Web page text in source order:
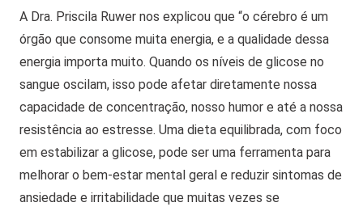
A Dra. Priscila Ruwer nos explicou que “o cérebro é um
órgão que consome muita energia, e a qualidade dessa
energia importa muito. Quando os níveis de glicose no
sangue oscilam, isso pode afetar diretamente nossa
capacidade de concentração, nosso humor e até a nossa
resistência ao estresse. Uma dieta equilibrada, com foco
em estabilizar a glicose, pode ser uma ferramenta para
melhorar o bem-estar mental geral e reduzir sintomas de
ansiedade e irritabilidade que muitas vezes se